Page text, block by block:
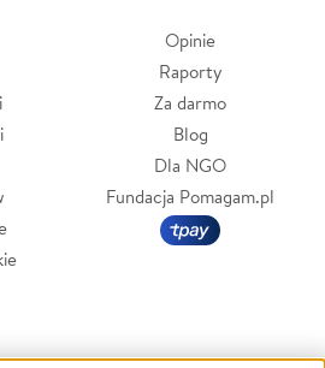
Opinie
Raporty
Za darmo
Blog
Dla NGO
Fundacja Pomagam.pl